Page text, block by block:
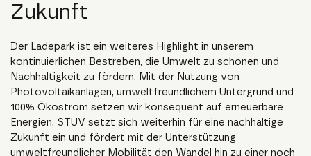
Zukunft
Der Ladepark ist ein weiteres Highlight in unserem
kontinuierlichen Bestreben, die Umwelt zu schonen und
Nachhaltigkeit zu fördern. Mit der Nutzung von
Photovoltaikanlagen, umweltfreundlichem Untergrund und
100% Ökostrom setzen wir konsequent auf erneuerbare
Energien. STUV setzt sich weiterhin für eine nachhaltige
Zukunft ein und fördert mit der Unterstützung
umweltfreundlicher Mobilität den Wandel hin zu einer noch